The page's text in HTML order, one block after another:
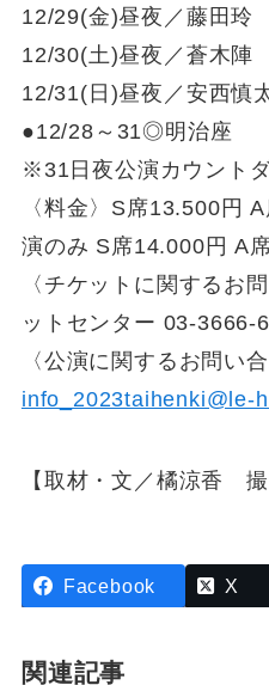
12/29(金)昼夜／藤田玲
12/30(土)昼夜／蒼木陣
12/31(日)昼夜／安西慎
●12/28～31◎明治座
※31日夜公演カウント
〈料金〉S席13.500円
演のみ S席14.000円 A
〈チケットに関するお
ットセンター 03-3666-
〈公演に関するお問い
info_2023taihenki@le-
【取材・文／橘涼香 撮
Facebook X
関連記事